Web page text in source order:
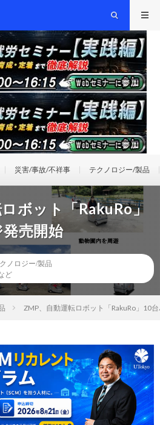
災害/事故/不祥事 テクノロジー/製品
ボット「RakuRo」
売開始
ノロジー/製品
ど
ZMP、自動運転ロボット「RakuRo」10